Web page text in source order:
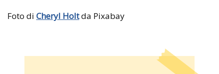
Foto di Cheryl Holtda Pixabay